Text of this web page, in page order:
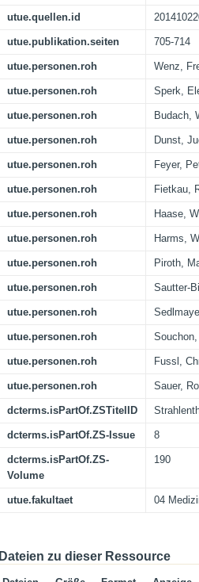
utue.quellen.id
utue.publikation.seiten 705-714
utue.personen.roh Wenz,
utue.personen.roh Sperk,
utue.personen.roh Budach,
utue.personen.roh Dunst,
utue.personen.roh Feyer,
utue.personen.roh Fietkau,
utue.personen.roh Haase,
utue.personen.roh Harms,
utue.personen.roh Piroth,
utue.personen.roh Sautter-
utue.personen.roh
utue.personen.roh
utue.personen.roh Fussl,
utue.personen.roh Sauer,
dcterms.isPartOf.ZSTitelID
dcterms.isPartOf.ZS-Issue 8
dcterms.isPartOf.ZS-
Volume
190
utue.fakultaet 04
Dateien zu dieser Ressource